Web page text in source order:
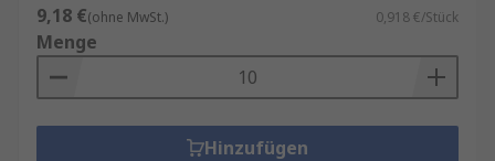
9,18 €(ohne MwSt.) 0,918 €/Stück
Menge
Hinzufügen